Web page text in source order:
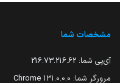
مشخصات شما
آی‌پی شما: 216.73.216.62
مرورگر شما: 131.0.0.0 Chrome